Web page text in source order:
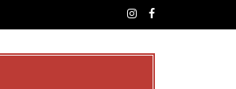
paralisação e promovem “Arraial do